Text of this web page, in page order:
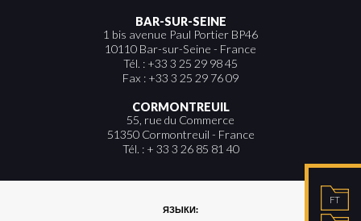
FT
BAR-SUR-SEINE
1 bis avenue Paul Portier BP46
10110 Bar-sur-Seine - France
Tél. : +33 3 25 29 98 45
Fax : +33 3 25 29 76 09
CORMONTREUIL
55, rue du Commerce
51350 Cormontreuil - France
Tél. : + 33 3 26 85 81 40
ЯЗЫКИ: